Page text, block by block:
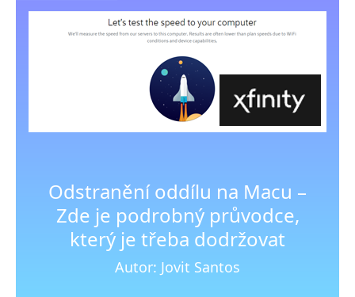
Odstranění oddílu na Macu –
Zde je podrobný průvodce,
který je třeba dodržovat
Autor: Jovit Santos